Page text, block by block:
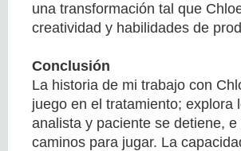
una transformación tal que
creatividad y habilidades de
Conclusión
La historia de mi trabajo con
juego en el tratamiento; explora
analista y paciente se detiene,
caminos para jugar. La